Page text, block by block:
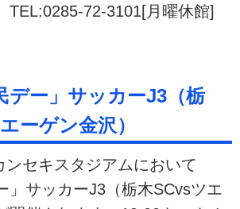
72-3101[月曜休館]
デー」サッカーJ3（栃
ーゲン金沢）
ンセキスタジアムにおいて
」サッカーJ3（栃木SCvsツエ